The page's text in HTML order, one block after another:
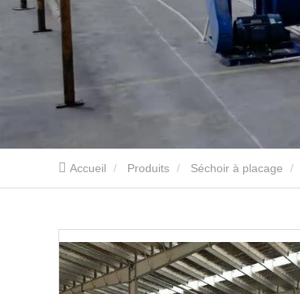
Accueil Produits Séchoir à placage